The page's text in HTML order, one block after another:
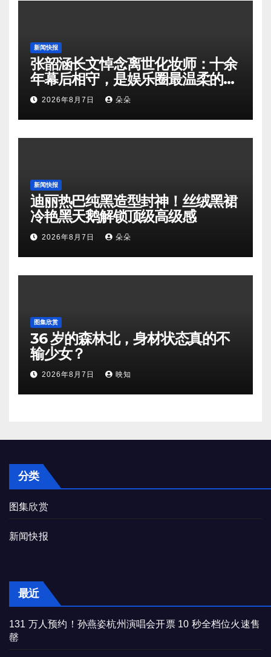
新闻快报
张韶涵长文悼念离世化妆师：十余
年幕后相守，是娱乐圈最温柔的双
向奔赴
2026年8月7日 朵朵
新闻快报
迪丽热巴纯黑造型封神！丝绒黑裙
冷艳黑天鹅解锁顶级高级感
2026年8月7日 朵朵
图集欣赏
36 岁的森林北，身材状态真的不
输少女？
2026年8月7日 映知
分类
图集欣赏
新闻快报
最近
131 万人预约！孙燕姿杭州演唱会开票 10 秒全档位火速售
罄